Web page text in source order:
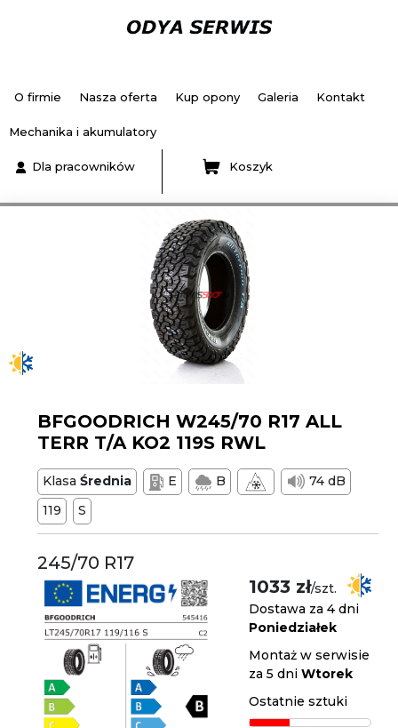
O firmie Nasza oferta Kup opony Galeria Kontakt
Mechanika i akumulatory
Dla pracowników Koszyk
BFGOODRICH W245/70 R17 ALL
TERR T/A KO2 119S RWL
KlasaŚrednia E B
74 dB
119
S
245/70 R17
1033 zł/szt.
Dostawa za 4 dni
Poniedziałek
Montaż w serwisie
za 5 dniWtorek
Ostatnie sztuki